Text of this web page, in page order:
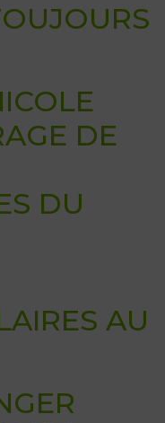
DE
DU
AU